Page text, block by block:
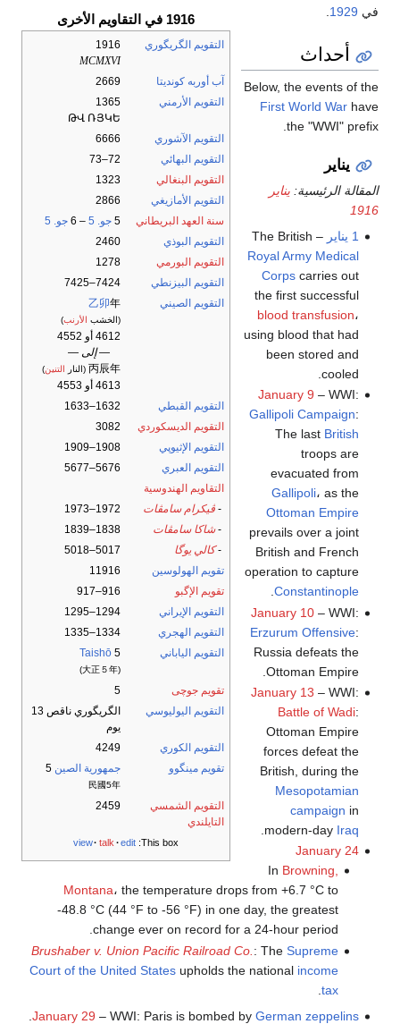
1916 في التقاويم الأخرى
التقويم الگريگوري
1916
MCMXVI
آب أوربه كونديتا
2669
التقويم الأرمني
1365
ԹՎ ՌՅԿԵ
التقويم الآشوري
6666
التقويم البهائي
72–73
التقويم البنغالي
1323
التقويم الأمازيغي
2866
سنة العهد البريطاني
5 جو. 5 – 6
جو. 5
التقويم البوذي
2460
التقويم البورمي
1278
التقويم البيزنطي
7424–7425
التقويم الصيني
乙卯年
(الخشب الأرنب)
4612 أو 4552
— إلى —
丙辰年 (النار التنين)
4613 أو 4553
التقويم القبطي
1632–1633
التقويم الديسكوردي
3082
التقويم الإثيوپي
1908–1909
التقويم العبري
5676–5677
التقاويم الهندوسية
- ڤيكرام سامڤات
1972–1973
-شاكا سامڤات
1838–1839
-كالي يوگا
5017–5018
تقويم الهولوسين
11916
تقويم الإگبو
916–917
التقويم الإيراني
1294–1295
التقويم الهجري
1334–1335
التقويم الياباني
Taishō 5
(大正５年)
تقويم جوچى
5
التقويم اليوليوسي
الگريگوري ناقص 13
يوم
التقويم الكوري
4249
تقويم مينگوو
جمهورية الصين
民國5年
التقويم الشمسي
التايلندي
2459
This box:
view talk edit
في 1929
أحداث
Below, the events of the
First World War have
the "WWI" prefix.
يناير
المقالة الرئيسية: يناير
1916
1 يناير
– The British
Royal Army Medical
Corpscarries out
the first successful
blood transfusion،
using blood that had
been stored and
cooled.
January 9 – WWI:
Gallipoli Campaign:
The last British
troops are
evacuated from
Gallipoli، as the
Ottoman Empire
prevails over a joint
British and French
operation to capture
Constantinople
January 10– WWI:
Erzurum Offensive:
Russia defeats the
Ottoman Empire.
January 13 – WWI:
Battle of Wadi:
Ottoman Empire
forces defeat the
British, during the
Mesopotamian
campaign in
modern-day Iraq
January 24
In Browning,
Montana، the temperature drops from +6.7 °C to
-48.8 °C (44 °F to -56 °F) in one day, the greatest
change ever on record for a 24-hour period.
Brushaber v. Union Pacific Railroad Co. : TheSupreme
Court of the United States upholds the national income
tax
.
January 29 – WWI: Paris is bombed by German zeppelins